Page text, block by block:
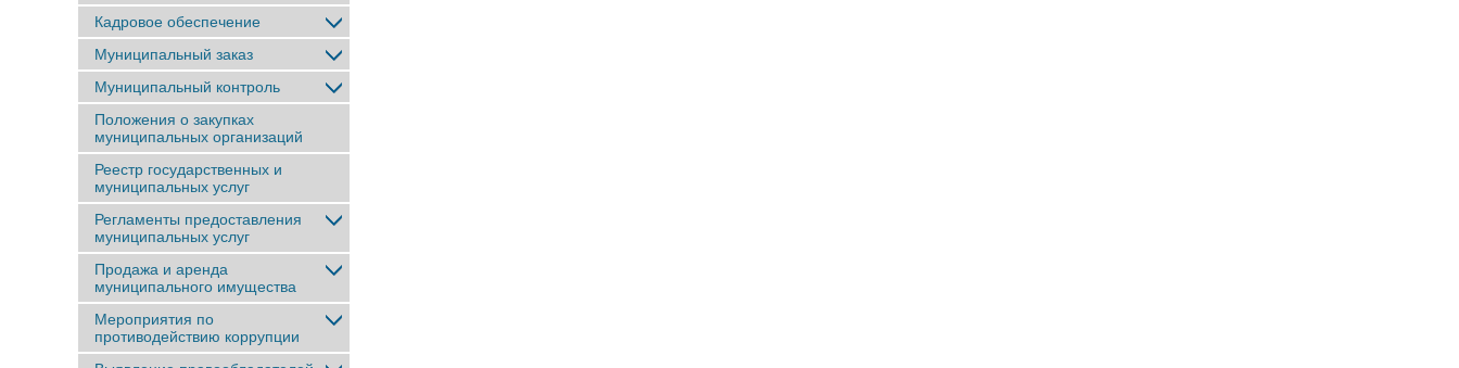
Кадровое обеспечение
Муниципальный заказ
Муниципальный контроль
Положения о закупках
муниципальных организаций
Реестр государственных и
муниципальных услуг
Регламенты предоставления
муниципальных услуг
Продажа и аренда
муниципального имущества
Мероприятия по
противодействию коррупции